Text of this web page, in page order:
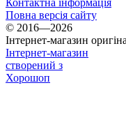
Повна версія сайту
© 2016—2026
Інтернет-магазин
Інтернет-магазин
створений з
Хорошоп